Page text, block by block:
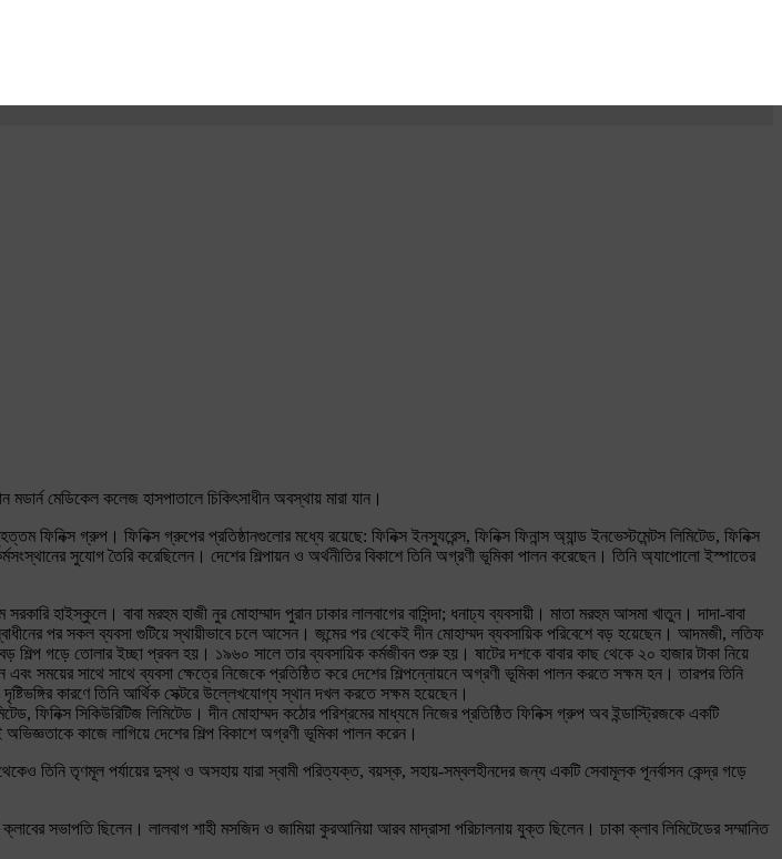
মেডিকেল কলেজ হাসপাতালে চিকিৎসাধীন অবস্থায় মারা যান।
ফিনিক্স গ্রুপ। ফিনিক্স গ্রুপের প্রতিষ্ঠানগুলোর মধ্যে রয়েছে: ফিনিক্স ইনস্যুরেন্স, ফিনিক্স ফিনান্স অ্যান্ড ইনভেস্টমেন্টস লিমিটেড, ফিনিক্স
সুযোগ তৈরি করেছিলেন। দেশের শিল্পায়ন ও অর্থনীতির বিকাশে তিনি অগ্রণী ভূমিকা পালন করেছেন। তিনি অ্যাপোলো ইস্পাতের
হাইস্কুলে। বাবা মরহুম হাজী নুর মোহাম্মাদ পুরান ঢাকার লালবাগের বাসিন্দা; ধনাঢ্য ব্যবসায়ী। মাতা মরহুম আসমা খাতুন। দাদা-বাবা
পর সকল ব্যবসা গুটিয়ে স্থায়ীভাবে চলে আসেন। জন্মের পর থেকেই দীন মোহাম্মদ ব্যবসায়িক পরিবেশে বড় হয়েছেন। আদমজী, লতিফ
শিল্প গড়ে তোলার ইচ্ছা প্রবল হয়। ১৯৬০ সালে তার ব্যবসায়িক কর্মজীবন শুরু হয়। ষাটের দশকে বাবার কাছ থেকে ২০ হাজার টাকা নিয়ে
সময়ের সাথে সাথে ব্যবসা ক্ষেত্রে নিজেকে প্রতিষ্ঠিত করে দেশের শিল্পন্নোয়নে অগ্রণী ভূমিকা পালন করতে সক্ষম হন। তারপর তিনি
কারণে তিনি আর্থিক সেক্টরে উল্লেখযোগ্য স্থান দখল করতে সক্ষম হয়েছেন।
ফিনিক্স সিকিউরিটিজ লিমিটেড। দীন মোহাম্মদ কঠোর পরিশ্রমের মাধ্যমে নিজের প্রতিষ্ঠিত ফিনিক্স গ্রুপ অব ইন্ডাস্ট্রিজকে একটি
কাজে লাগিয়ে দেশের শিল্প বিকাশে অগ্রণী ভূমিকা পালন করেন।
তিনি তৃণমূল পর্যায়ের দুস্থ ও অসহায় যারা স্বামী পরিত্যক্ত, বয়স্ক, সহায়-সম্বলহীনদের জন্য একটি সেবামূলক পূনর্বাসন কেন্দ্র গড়ে
সভাপতি ছিলেন। লালবাগ শাহী মসজিদ ও জামিয়া কুরআনিয়া আরব মাদ্রাসা পরিচালনায় যুক্ত ছিলেন। ঢাকা ক্লাব লিমিটেডের সম্মানিত